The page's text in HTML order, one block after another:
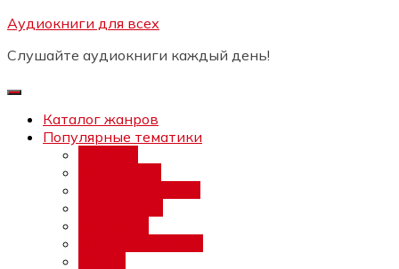
Перейти
содержимому
Аудиокниги для всех
Слушайте аудиокниги каждый день!
Каталог жанров
Популярные тематики
Бесплатный интенсив:
каналов"